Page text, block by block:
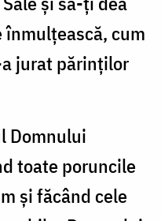
cum
jurat părinţilor
Domnului
toate poruncile
şi făcând cele